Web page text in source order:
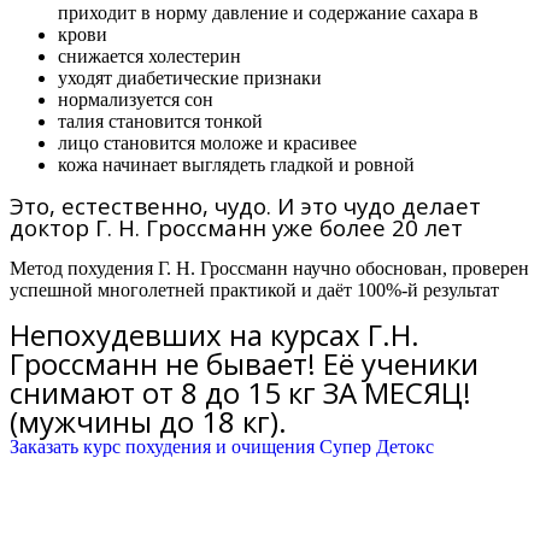
приходит в норму давление и содержание сахара в
крови
снижается холестерин
уходят диабетические признаки
нормализуется сон
талия становится тонкой
лицо становится моложе и красивее
кожа начинает выглядеть гладкой и ровной
Это, естественно, чудо. И это чудо делает
доктор Г. Н. Гроссманн уже более 20 лет
Метод похудения Г. Н. Гроссманн научно обоснован, проверен
успешной многолетней практикой и даёт 100%-й результат
Непохудевших на курсах Г.Н.
Гроссманн не бывает! Её ученики
снимают от 8 до 15 кг ЗА МЕСЯЦ!
(мужчины до 18 кг).
Заказать курс похудения и очищения Супер Детокс